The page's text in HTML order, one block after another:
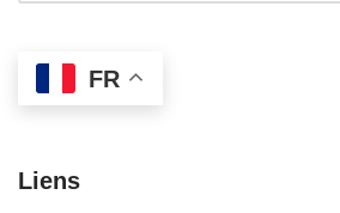
FR
Liens